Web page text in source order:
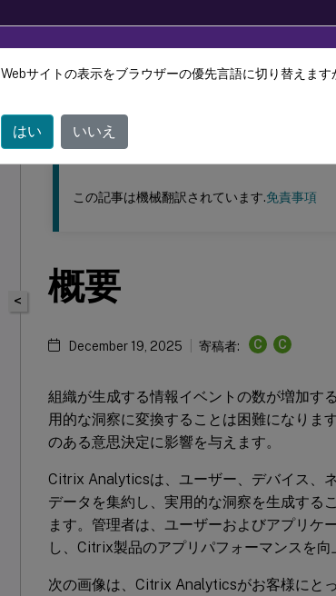
このコンテンツは動的に機械翻訳されています。
Citrix Analytics
<
この記事は機械翻訳されています.免責事項
概要
December 19, 2025 寄稿者: C C
組織が生成する情報イベントの数が増加す
用的な洞察に変換することは困難になりま
のある意思決定に影響を与えます。
Citrix Analyticsは、ユーザー、デバイス、
データを集約し、実用的な洞察を生成する
ます。管理者は、ユーザーおよびアプリケ
し、Citrix製品のアプリパフォーマンスを向
次の画像は、Citrix Analyticsがお客様にと
Webサイトの表示をブラウザーの優先言語に切り替えます
はい いいえ